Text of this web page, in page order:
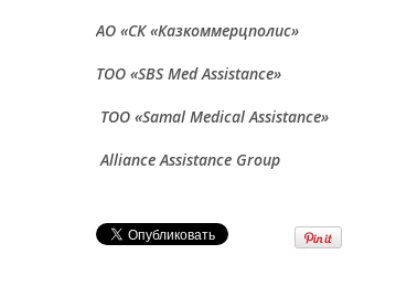
АО «СК «Казкоммерцполис»
ТОО «SBS Med Assistance»
ТОО «Samal Medical Assistance»
Alliance Assistance Group